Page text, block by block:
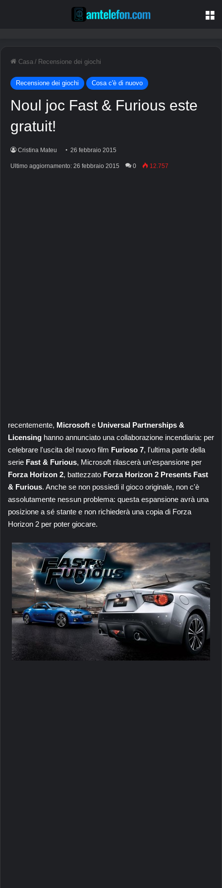
Casa / Recensione dei giochi
Recensione dei giochi Cosa c'è di nuovo
Noul joc Fast & Furious este
gratuit!
Cristina Mateu 26 febbraio 2015
Ultimo aggiornamento: 26 febbraio 2015 0 12.757
recentemente, Microsoft e Universal Partnerships &
Licensing hanno annunciato una collaborazione incendiaria: per
celebrare l'uscita del nuovo film Furioso 7, l'ultima parte della
serie Fast & Furious, Microsoft rilascerà un'espansione per
Forza Horizon 2, battezzato Forza Horizon 2 Presents Fast
& Furious. Anche se non possiedi il gioco originale, non c'è
assolutamente nessun problema: questa espansione avrà una
posizione a sé stante e non richiederà una copia di Forza
Horizon 2 per poter giocare.